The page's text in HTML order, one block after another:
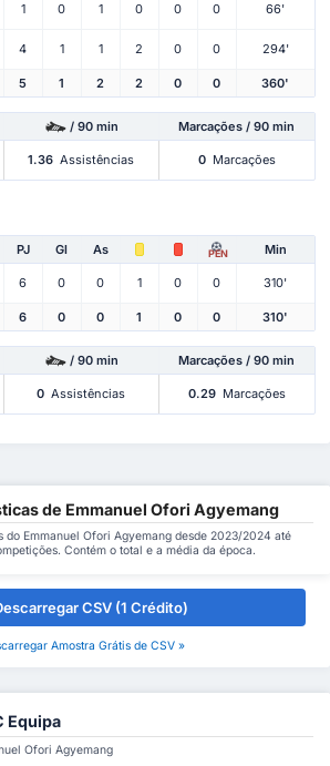
1 0 1 0 0 0 66'
4 1 1 2 0 0 294'
5 1 2 2 0 0 360'
/ 90 min Marcações / 90 min
1.36 Assistências 0 Marcações
PJ Gl As PEN Min
6 0 0 1 0 0 310'
6 0 0 1 0 0 310'
/ 90 min Marcações / 90 min
0 Assistências 0.29 Marcações
de Emmanuel Ofori Agyemang
do Emmanuel Ofori Agyemang desde 2023/2024 até
Contém o total e a média da época.
CSV (1 Crédito)
Amostra Grátis de CSV »
Equipa
Ofori Agyemang